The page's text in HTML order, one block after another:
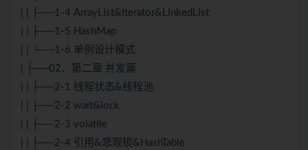
| | ├──1-4 ArrayList&Iterator&LinkedList
| | ├──1-5 HashMap
| | └──1-6 单例设计模式
| ├──02、第二章 并发篇
| | ├──2-1 线程状态&线程池
| | ├──2-2 wait&lock
| | ├──2-3 volatile
| | ├──2-4 引用&悲观锁&HashTable